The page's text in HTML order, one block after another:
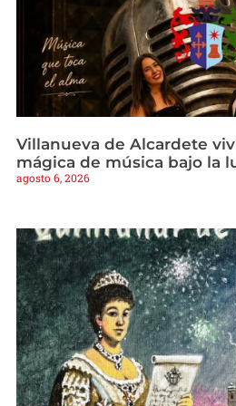
Villanueva de Alcardete
mágica de música bajo la
agosto 6, 2026